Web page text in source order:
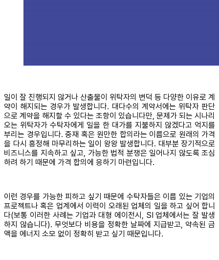
일이 잘 진행되지 않거나 산출물이 위탁자의 변덕 등 다양한 이유로 계
약이 해지되는 경우가 발생합니다. 대다수의 계약서에는 위탁자 판단
으로 계약을 해지할 수 있다는 조항이 있습니다만, 문제가 되는 시나리
오는 위탁자가 수탁자에게 일을 한 대가를 지불하지 않겠다고 억지를
부리는 경우입니다. 중재 혹은 원만한 합의라는 이름으로 원래의 가격
을 다시 흥정해 마무리하는 일이 왕왕 발생합니다. 대부분 장기적으로
비즈니스를 지속하고 싶고, 가능한 법적 분쟁은 일어나지 않도록 조심
하려 하기 때문에 가격 합의에 응하기 마련입니다.
이런 경우를 가능한 피하고 싶기 때문에 수탁자들은 이름 있는 기업의
프로젝트나 혹은 업계에서 이력이 오래된 업체의 일을 하고 싶어 합니
다(보통 이러한 사례는 기업과 대형 에이전시, SI 업체에서는 잘 발생
하지 않습니다). 무엇보다 비용을 정확한 날짜에 지급받고, 약속된 금
액을 에너지 소모 없이 정확히 받고 싶기 때문입니다.